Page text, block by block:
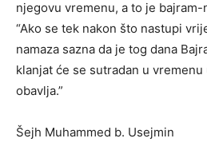
njegovu vremenu, a to je bajram-
“Ako se tek nakon što nastupi
namaza sazna da je tog dana
klanjat će se sutradan u
obavlja.”
Šejh Muhammed b. Usejmin